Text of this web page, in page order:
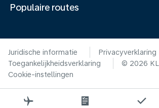
Populaire routes
Juridische informatie
Privacyverklaring
Toegankelijkheidsverklaring
© 2026
Cookie-instellingen